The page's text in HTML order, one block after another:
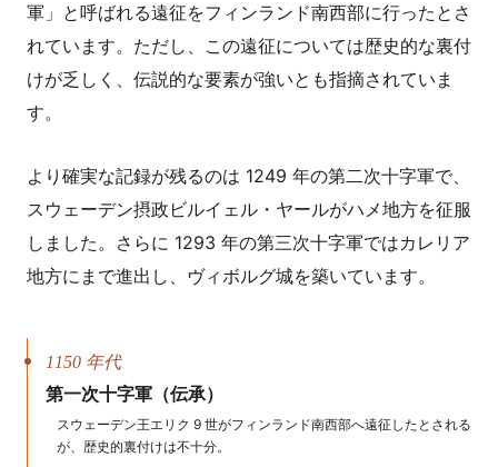
軍」と呼ばれる遠征をフィンランド南西部に行ったとさ
れています。ただし、この遠征については歴史的な裏付
けが乏しく、伝説的な要素が強いとも指摘されていま
す。
より確実な記録が残るのは 1249 年の第二次十字軍で、
スウェーデン摂政ビルイェル・ヤールがハメ地方を征服
しました。さらに 1293 年の第三次十字軍ではカレリア
地方にまで進出し、ヴィボルグ城を築いています。
1150 年代
第一次十字軍（伝承）
スウェーデン王エリク 9 世がフィンランド南西部へ遠征したとされる
が、歴史的裏付けは不十分。